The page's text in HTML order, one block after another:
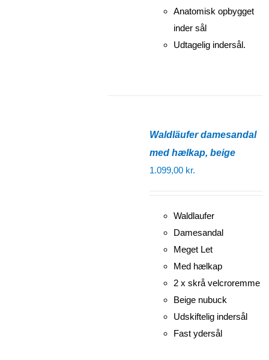
Anatomisk opbygget
inder sål
Udtagelig indersål.
Waldläufer damesandal
med hælkap, beige
1.099,00 kr.
Waldlaufer
Damesandal
Meget Let
Med hælkap
2 x skrå velcroremme
Beige nubuck
Udskiftelig indersål
Fast ydersål